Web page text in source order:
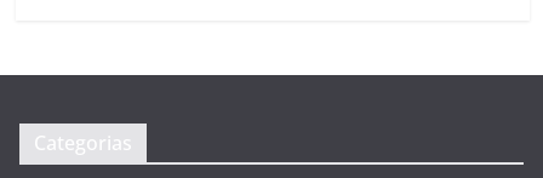
Categorias